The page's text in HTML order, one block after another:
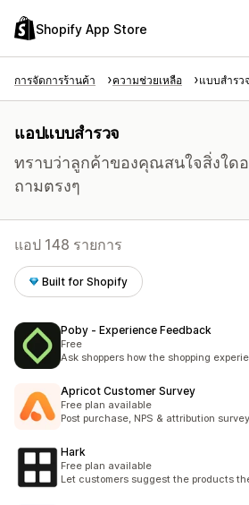
Shopify App Store
การจัดการร้านค้า ความช่วยเหลือ แบบสำรวจ
แอปแบบสำรวจ
ทราบว่าลูกค้าของคุณสนใจสิ่งใด
ถามตรงๆ
แอป 148 รายการ
Built for Shopify
Poby ‑ Experience Feedback
Free
Ask shoppers how the shopping
Apricot Customer Survey
Free plan available
Post purchase, NPS & attribution
Hark
Free plan available
Let customers suggest the products